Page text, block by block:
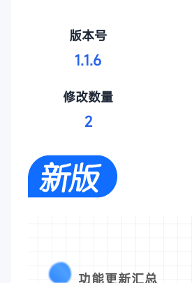
版本号
1.1.6
修改数量
2
功能更新汇总